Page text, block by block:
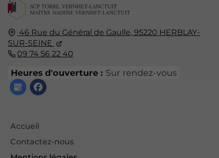
46 Rue du Général de Gaulle,95220 HERBLAY-
SUR-SEINE
09 74 56 22 40
Heures d'ouverture : Sur rendez-vous
Accueil
Contactez-nous